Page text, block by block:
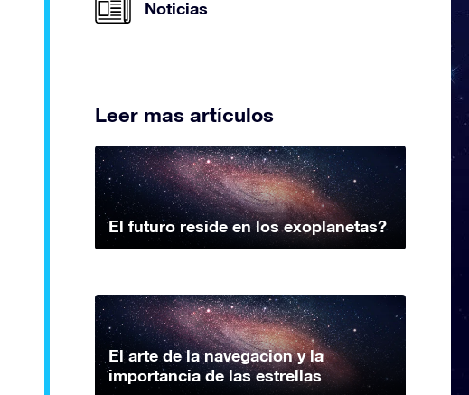
Noticias
Leer mas artículos
El futuro reside en los exoplanetas?
El arte de la navegacion y la
importancia de las estrellas